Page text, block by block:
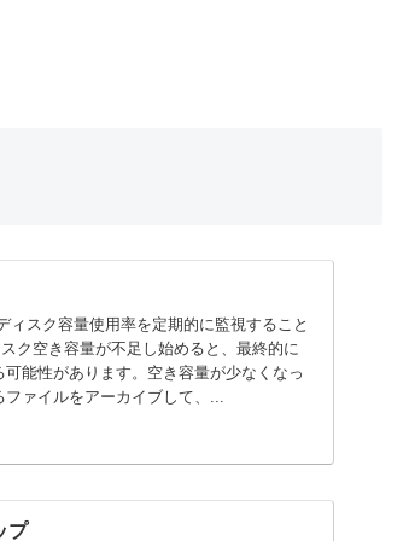
スク容量使用率を定期的に監視すること
ク空き容量が不足し始めると、最終的に
能性があります。空き容量が少なくなっ
ァイルをアーカイブして、...
プ